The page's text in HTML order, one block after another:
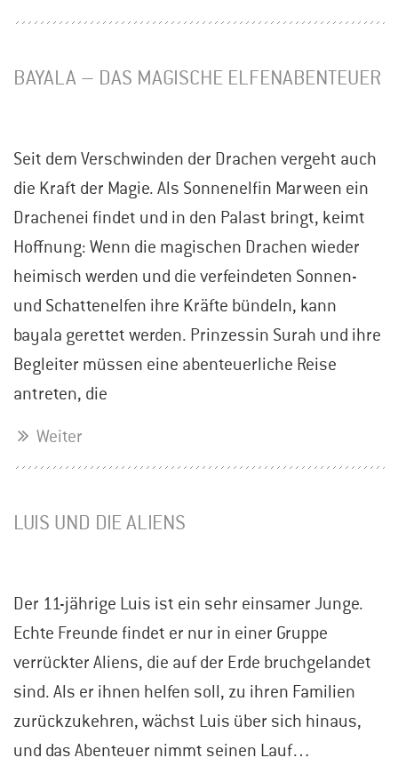
BAYALA – DAS MAGISCHE ELFENABENTEUER
Seit dem Verschwinden der Drachen vergeht auch
die Kraft der Magie. Als Sonnenelfin Marween ein
Drachenei findet und in den Palast bringt, keimt
Hoffnung: Wenn die magischen Drachen wieder
heimisch werden und die verfeindeten Sonnen-
und Schattenelfen ihre Kräfte bündeln, kann
bayala gerettet werden. Prinzessin Surah und ihre
Begleiter müssen eine abenteuerliche Reise
antreten, die
Weiter
LUIS UND DIE ALIENS
Der 11-jährige Luis ist ein sehr einsamer Junge.
Echte Freunde findet er nur in einer Gruppe
verrückter Aliens, die auf der Erde bruchgelandet
sind. Als er ihnen helfen soll, zu ihren Familien
zurückzukehren, wächst Luis über sich hinaus,
und das Abenteuer nimmt seinen Lauf…